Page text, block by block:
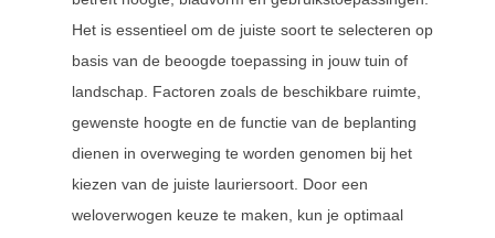
Het is essentieel om de juiste soort te selecteren op
basis van de beoogde toepassing in jouw tuin of
landschap. Factoren zoals de beschikbare ruimte,
gewenste hoogte en de functie van de beplanting
dienen in overweging te worden genomen bij het
kiezen van de juiste lauriersoort. Door een
weloverwogen keuze te maken, kun je optimaal